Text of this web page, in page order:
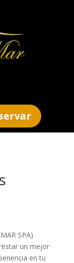
SPA)
un mejor
en tu